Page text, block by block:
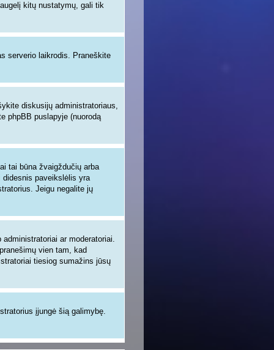
kitų nustatymų, gali tik
serverio laikrodis. Praneškite
diskusijų administratoriaus,
phpBB puslapyje (nuorodą
tai būna žvaigždučių arba
paveikslėlis yra
Jeigu negalite jų
ar moderatoriai.
vien tam, kad
tiesiog sumažins jūsų
įjungė šią galimybę.